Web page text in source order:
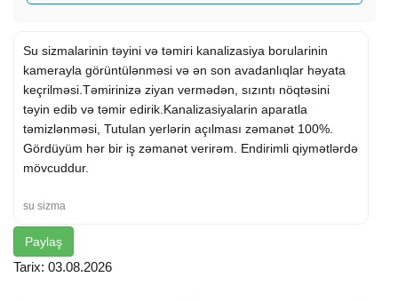
Su sizmalarinin təyini və təmiri kanalizasiya borularinin
kamerayla görüntülənməsi və ən son avadanlıqlar həyata
keçrilməsi.Təmirinizə ziyan vermədən, sızıntı nöqtəsini
təyin edib və təmir edirik.Kanalizasiyalarin aparatla
təmizlənməsi, Tutulan yerlərin açılması zəmanət 100%.
Gördüyüm hər bir iş zəmanət verirəm. Endirimli qiymətlərdə
mövcuddur.
su sizma
Paylaş
Tarix: 03.08.2026